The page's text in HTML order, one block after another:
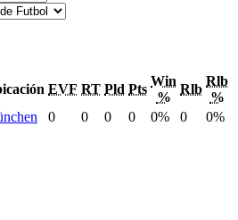
EVF RT Pld Pts
Win
%
Rlb
Rlb
%
0 0 0 0 0% 0
0%